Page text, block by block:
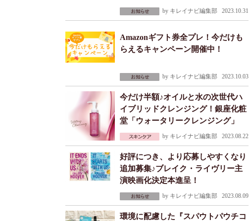
by キレイナビ編集部 2023.10.31
Amazonギフト券全プレ！今だけも
らえるキャンペーン開催中！
by キレイナビ編集部 2023.10.03
今だけ半額♪オイルと水の次世代ハ
イブリッドクレンジング！銀座化粧
堂「ウォータリークレンジング」
by キレイナビ編集部 2023.08.22
好評につき、より応募しやすくなり
追加募集♪ブレイク・ライヴリー主
演映画化決定本進呈！
by キレイナビ編集部 2023.08.09
環境に配慮した『スパウトパウチコ